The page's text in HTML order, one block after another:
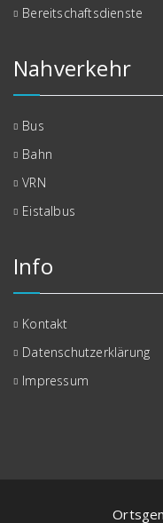
Bereitschaftsdienste
Nahverkehr
Bus
Bahn
VRN
Eistalbus
Info
Kontakt
Datenschutzerklärung
Impressum